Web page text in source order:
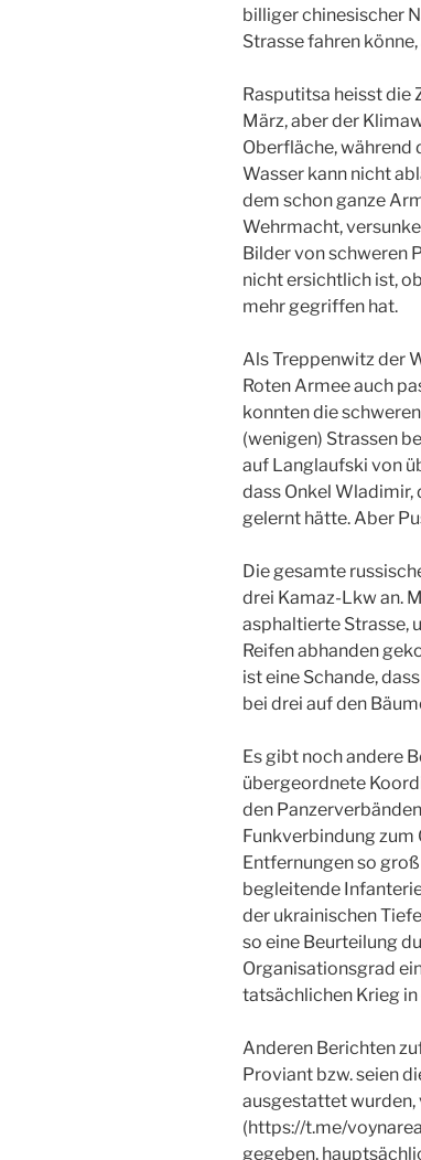
billiger chinesischer
Strasse fahren
Rasputitsa heisst die
März, aber der
Oberfläche, während
Wasser kann nicht
dem schon ganze
Wehrmacht,
Bilder von schweren
nicht ersichtlich ist,
mehr gegriffen hat.
Als Treppenwitz der
Roten Armee auch
konnten die
(wenigen) Strassen
auf Langlaufski von
dass Onkel Wladimir,
gelernt hätte. Aber
Die gesamte
drei Kamaz-Lkw an.
asphaltierte Strasse,
Reifen abhanden
ist eine Schande,
bei drei auf den
Es gibt noch andere
übergeordnete
den
Funkverbindung zum
Entfernungen so
begleitende
der ukrainischen
so eine Beurteilung
Organisationsgrad
tatsächlichen Krieg
Anderen Berichten
Proviant bzw. seien
ausgestattet wurden,
(https://t.me/
gegeben,